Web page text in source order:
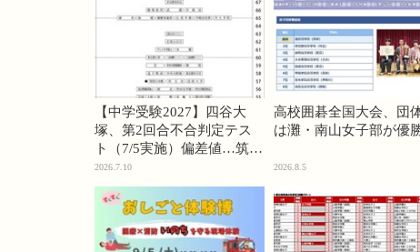
【中学受験2027】四谷大
塚、第2回合不合判定テス
ト（7/5実施）偏差値…筑駒
74・桜蔭70＜PR＞
2026.7.10
高校囲碁全国大会、団
は灘・南山女子部が優
2026.8.5